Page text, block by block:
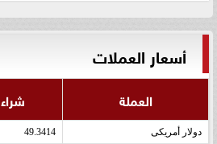
أسعار العملات
العملة شراء
دولار أمريكى 49.3414